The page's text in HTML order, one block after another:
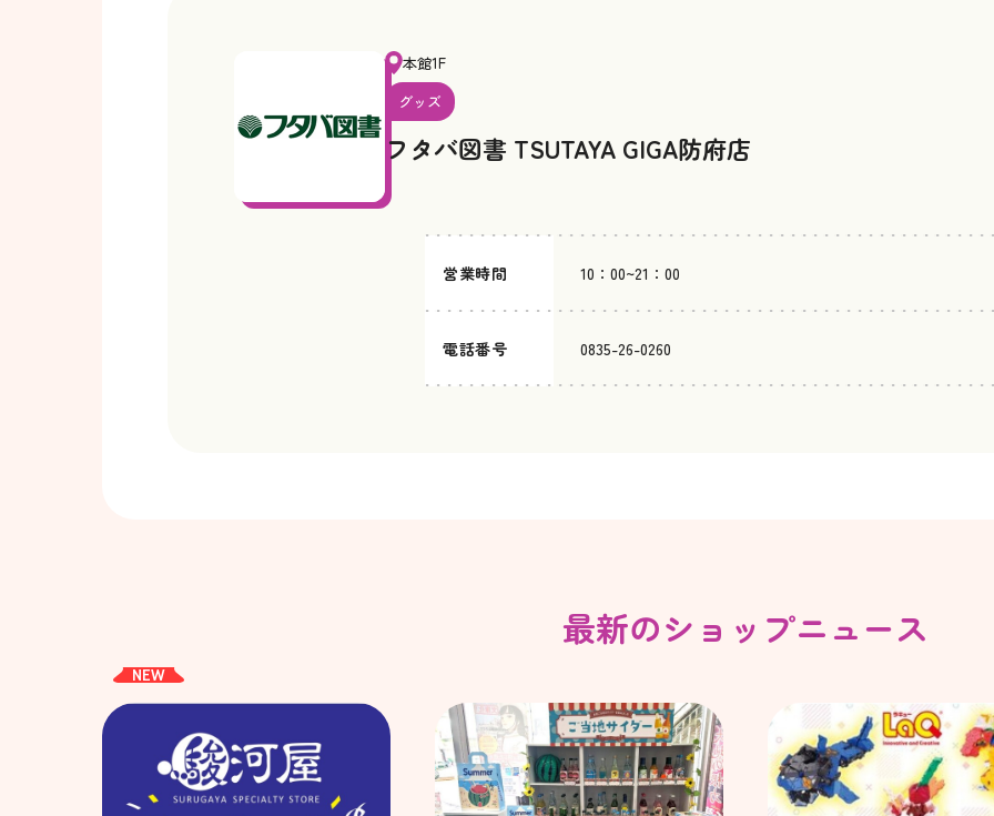
本館1F
グッズ
フタバ図書 TSUTAYA GIGA防府店
営業時間 10：00~21：00
電話番号 0835-26-0260
最新のショップニュース
NEW